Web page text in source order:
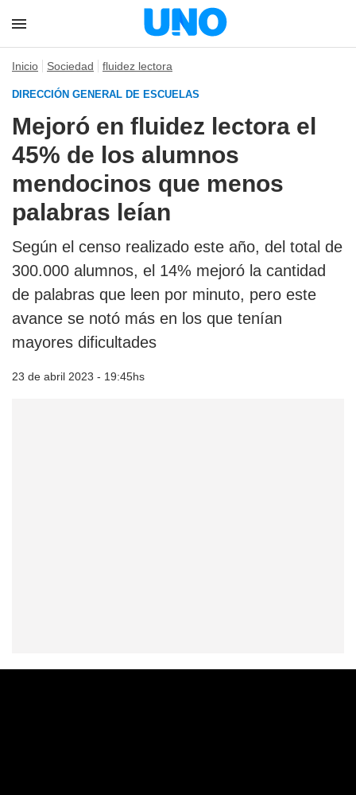
Inicio Sociedad fluidez lectora
DIRECCIÓN GENERAL DE ESCUELAS
Mejoró en fluidez lectora el
45% de los alumnos
mendocinos que menos
palabras leían
Según el censo realizado este año, del total de
300.000 alumnos, el 14% mejoró la cantidad
de palabras que leen por minuto, pero este
avance se notó más en los que tenían
mayores dificultades
23 de abril 2023 - 19:45hs